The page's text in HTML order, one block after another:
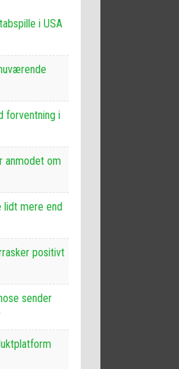
i USA
forventning i
anmodet om
lidt mere end
positivt
sender